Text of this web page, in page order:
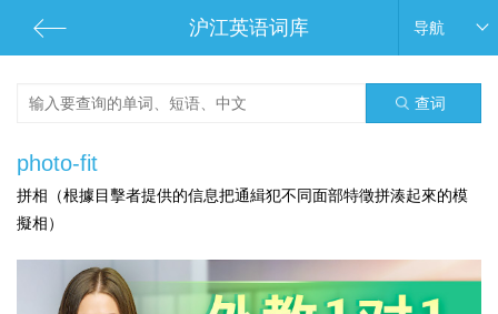
沪江英语词库 导航
查词
photo-fit
拼相（根據目擊者提供的信息把通緝犯不同面部特徵拼湊起來的模
擬相）